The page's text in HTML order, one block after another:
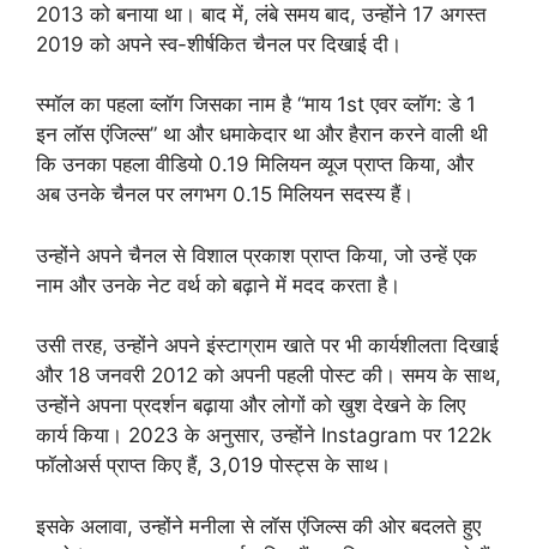
2013 को बनाया था। बाद में, लंबे समय बाद, उन्होंने 17 अगस्त
2019 को अपने स्व-शीर्षकित चैनल पर दिखाई दी।
स्मॉल का पहला व्लॉग जिसका नाम है “माय 1st एवर व्लॉग: डे 1
इन लॉस एंजिल्स” था और धमाकेदार था और हैरान करने वाली थी
कि उनका पहला वीडियो 0.19 मिलियन व्यूज प्राप्त किया, और
अब उनके चैनल पर लगभग 0.15 मिलियन सदस्य हैं।
उन्होंने अपने चैनल से विशाल प्रकाश प्राप्त किया, जो उन्हें एक
नाम और उनके नेट वर्थ को बढ़ाने में मदद करता है।
उसी तरह, उन्होंने अपने इंस्टाग्राम खाते पर भी कार्यशीलता दिखाई
और 18 जनवरी 2012 को अपनी पहली पोस्ट की। समय के साथ,
उन्होंने अपना प्रदर्शन बढ़ाया और लोगों को खुश देखने के लिए
कार्य किया। 2023 के अनुसार, उन्होंने Instagram पर 122k
फॉलोअर्स प्राप्त किए हैं, 3,019 पोस्ट्स के साथ।
इसके अलावा, उन्होंने मनीला से लॉस एंजिल्स की ओर बदलते हुए